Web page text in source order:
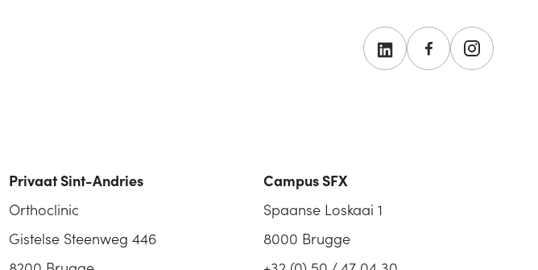
Privaat Sint-Andries
Orthoclinic
Gistelse Steenweg 446
Campus SFX
Spaanse Loskaai 1
8000 Brugge